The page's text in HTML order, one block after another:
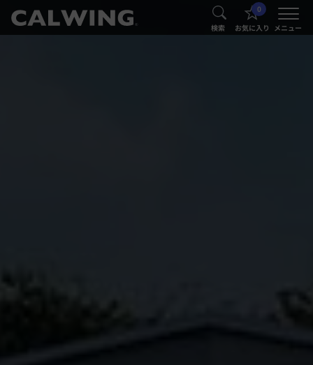
® 検索
0
お気に入り メニュー
®